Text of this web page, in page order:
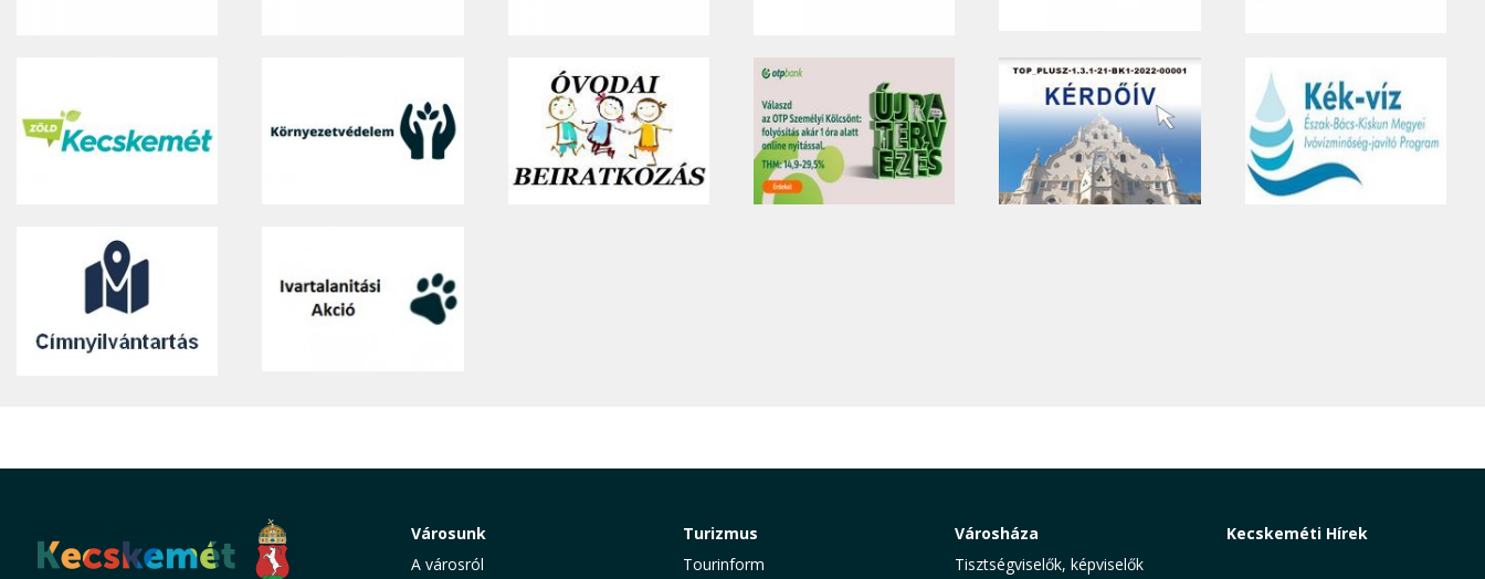
Városunk
A városról
Turizmus
Tourinform
Városháza
Tisztségviselők, képviselők
Kecskeméti Hírek